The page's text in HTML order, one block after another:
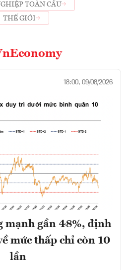
TOÀN CẦU
THẾ GIỚI
18:00, 09/08/2026
mạnh gần 48%, định
mức thấp chỉ còn 10
lần